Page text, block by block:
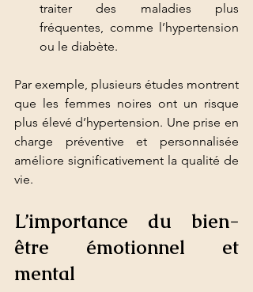
traiter des maladies plus
fréquentes, comme l’hypertension
ou le diabète.
Par exemple, plusieurs études montrent
que les femmes noires ont un risque
plus élevé d’hypertension. Une prise en
charge préventive et personnalisée
améliore significativement la qualité de
vie.
L’importance du bien-
être émotionnel et
mental